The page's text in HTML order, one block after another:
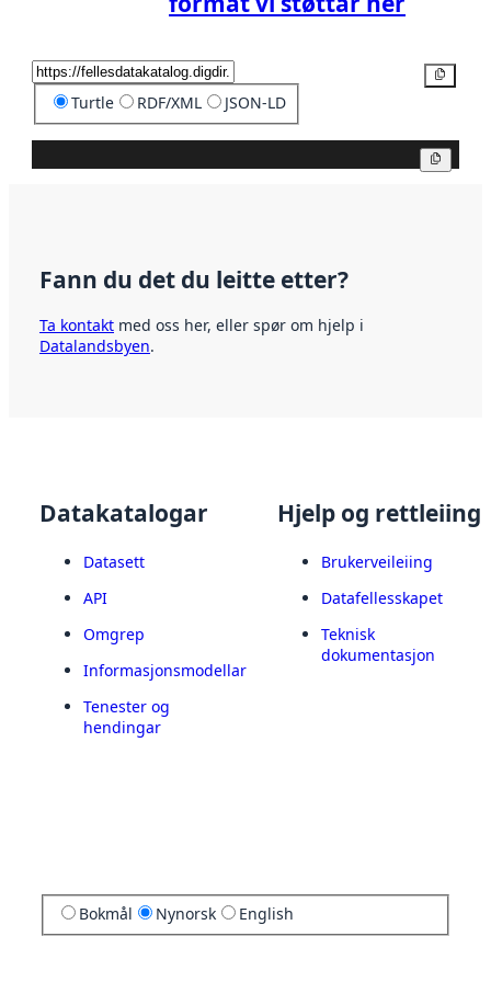
Turtle RDF/XML JSON-LD
Fann du det du leitte etter?
Ta kontakt med oss her, eller spør om hjelp i
Datalandsbyen.
Datakatalogar
Datasett
API
Omgrep
Informasjonsmodellar
Tenester og
hendingar
Hjelp og rettleiing
Brukerveileiing
Datafellesskapet
Teknisk
dokumentasjon
Bokmål Nynorsk English